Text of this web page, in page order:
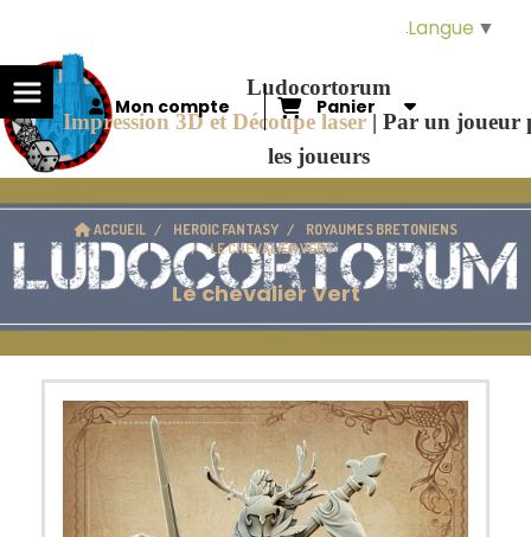
Ludocortorum
Impression 3D et Découpe laser |Par un joueur
les joueurs
Mon compte Panier
ACCUEIL HEROIC FANTASY
ROYAUMES BRETONIENS
LE CHEVALIER VERT
Le chevalier Vert
Langue ▼